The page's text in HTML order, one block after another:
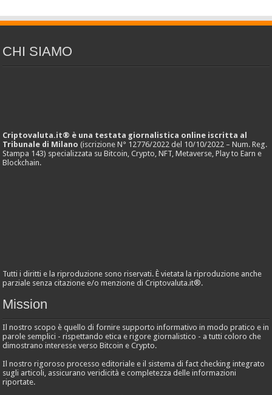
CHI SIAMO
Criptovaluta.it® è una testata giornalistica online iscritta al
Tribunale di Milano (iscrizione N° 12776/2022 del 10/10/2022 – Num. Reg.
Stampa 143) specializzata su Bitcoin, Crypto, NFT, Metaverse, Play to Earn e
Blockchain.
Tutti i diritti e la riproduzione sono riservati. È vietata la riproduzione anche
parziale senza citazione e/o menzione di Criptovaluta.it®.
Mission
Il nostro scopo è quello di fornire supporto informativo in modo pratico e in
parole semplici - rispettando etica e rigore giornalistico - a tutti coloro che
dimostrano interesse verso Bitcoin e Crypto.
Il nostro rigoroso processo editoriale e il sistema di fact checking integrato
sugli articoli, assicurano veridicità e completezza delle informazioni
riportate.